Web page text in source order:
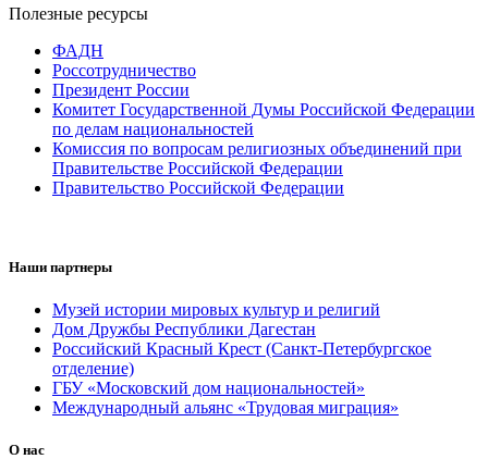
Полезные ресурсы
ФАДН
Россотрудничество
Президент России
Комитет Государственной Думы Российской Федерации
по делам национальностей
Комиссия по вопросам религиозных объединений при
Правительстве Российской Федерации
Правительство Российской Федерации
Наши партнеры
Музей истории мировых культур и религий
Дом Дружбы Республики Дагестан
Российский Красный Крест (Санкт-Петербургское
отделение)
ГБУ «Московский дом национальностей»
Международный альянс «Трудовая миграция»
О нас